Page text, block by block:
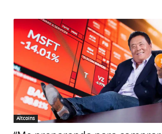
Altcoins